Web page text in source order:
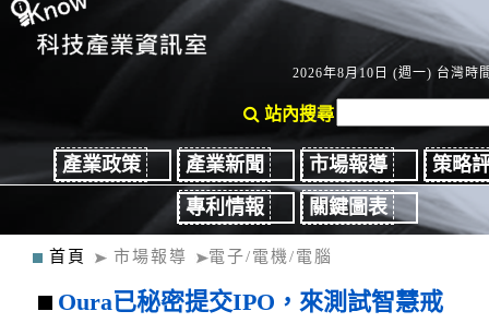
2026年8月10日 (週一) 台灣時
站內搜尋
產業政策 產業新聞 市場報導
策略
專利情報
關鍵圖表
首頁 市場報導 電子/電機/電腦
Oura已秘密提交IPO，來測試智慧戒